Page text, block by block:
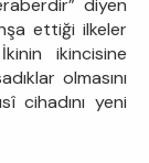
diyen
ettiği ilkeler
ikincisine
olmasını
cihadını yeni